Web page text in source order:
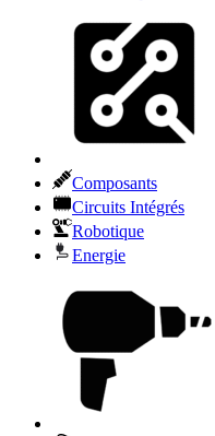
Composants
Circuits Intégrés
Robotique
Energie